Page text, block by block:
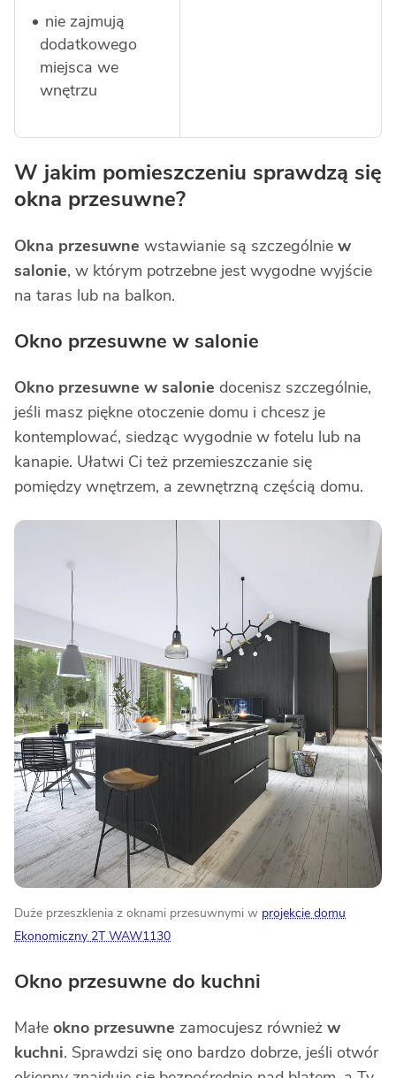
nie zajmują
dodatkowego
miejsca we
wnętrzu
W jakim pomieszczeniu sprawdzą się
okna przesuwne?
Okna przesuwne wstawianie są szczególnie w
salonie, w którym potrzebne jest wygodne wyjście
na taras lub na balkon.
Okno przesuwne w salonie
Okno przesuwne w salonie docenisz szczególnie,
jeśli masz piękne otoczenie domu i chcesz je
kontemplować, siedząc wygodnie w fotelu lub na
kanapie. Ułatwi Ci też przemieszczanie się
pomiędzy wnętrzem, a zewnętrzną częścią domu.
Duże przeszklenia z oknami przesuwnymi w projekcie domu
Ekonomiczny 2T WAW1130
Okno przesuwne do kuchni
Małe okno przesuwne zamocujesz również w
kuchni. Sprawdzi się ono bardzo dobrze, jeśli otwór